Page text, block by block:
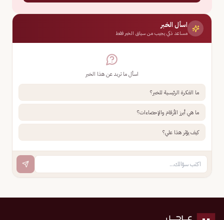
اسأل الخبر
مساعد ذكي يجيب من سياق الخبر فقط
اسأل ما تريد عن هذا الخبر
ما الفكرة الرئيسية للخبر؟
ما هي أبرز الأرقام والإحصاءات؟
كيف يؤثر هذا علي؟